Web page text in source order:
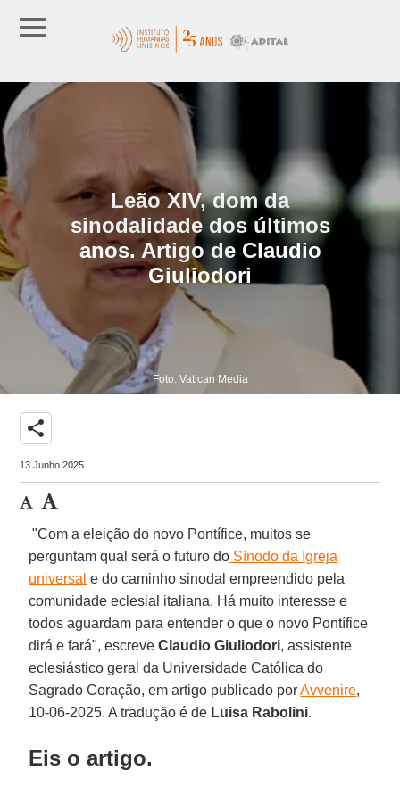
Leão XIV, dom da
sinodalidade dos últimos
anos. Artigo de Claudio
Giuliodori
Foto: Vatican Media
share
13 Junho 2025
"Com a eleição do novo Pontífice, muitos se
perguntam qual será o futuro do Sínodo da Igreja
universal e do caminho sinodal empreendido pela
comunidade eclesial italiana. Há muito interesse e
todos aguardam para entender o que o novo Pontífice
dirá e fará", escreveClaudio Giuliodori, assistente
eclesiástico geral da Universidade Católica do
Sagrado Coração, em artigo publicado porAvvenire,
10-06-2025. A tradução é de Luisa Rabolini.
Eis o artigo.